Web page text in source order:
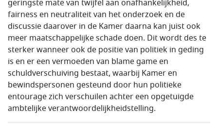
geringste mate van twijfel aan onafhankelijkheid,
fairness en neutraliteit van het onderzoek en de
discussie daarover in de Kamer daarna kan juist ook
meer maatschappelijke schade doen. Dit wordt des te
sterker wanneer ook de positie van politiek in geding
is en er een vermoeden van blame game en
schuldverschuiving bestaat, waarbij Kamer en
bewindspersonen gesteund door hun politieke
entourage zich verschuilen achter een opgetuigde
ambtelijke verantwoordelijkheidstelling.